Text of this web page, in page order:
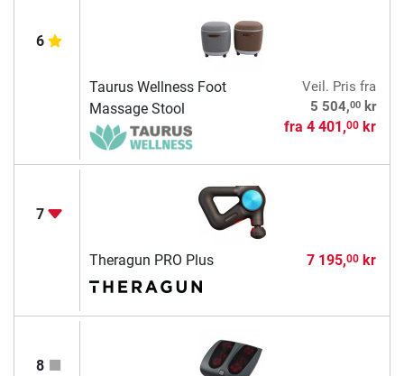
6
Taurus Wellness Foot
Massage Stool
Veil. Pris fra
5 504,00kr
fra 4 401,00kr
7
Theragun PRO Plus 7 195,00kr
8